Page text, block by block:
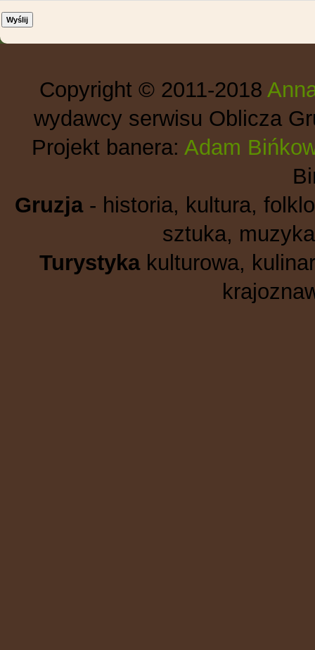
Copyright © 2011-2018
wydawcy serwisu Oblicza
Projekt banera: Adam
Gruzja- historia, kultura,
sztuka,
Turystykakulturowa,